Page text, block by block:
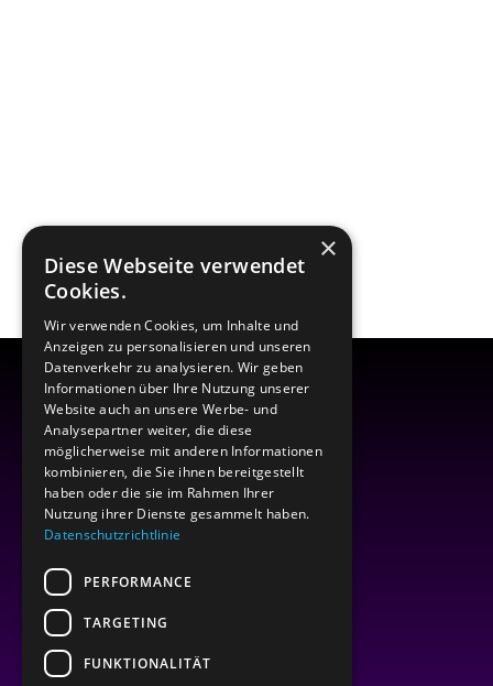
×
Diese Webseite verwendet
Cookies.
Wir verwenden Cookies, um Inhalte und
Anzeigen zu personalisieren und unseren
Datenverkehr zu analysieren. Wir geben
Informationen über Ihre Nutzung unserer
Website auch an unsere Werbe- und
Analysepartner weiter, die diese
möglicherweise mit anderen Informationen
kombinieren, die Sie ihnen bereitgestellt
haben oder die sie im Rahmen Ihrer
Nutzung ihrer Dienste gesammelt haben.
Datenschutzrichtlinie
PERFORMANCE
TARGETING
FUNKTIONALITÄT